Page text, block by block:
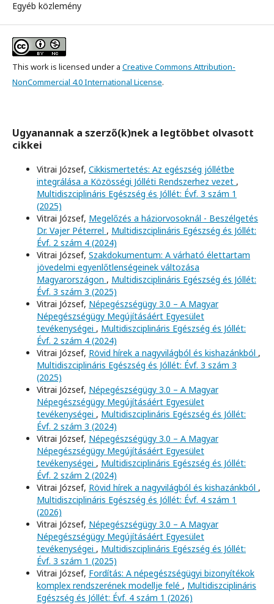
Egyéb közlemény
This work is licensed under a Creative Commons Attribution-
NonCommercial 4.0 International License.
Ugyanannak a szerző(k)nek a legtöbbet olvasott
cikkei
Vitrai József, Cikkismertetés: Az egészség jóllétbe
integrálása a Közösségi Jólléti Rendszerhez vezet ,
Multidiszciplináris Egészség és Jóllét: Évf. 3 szám 1
(2025)
Vitrai József, Megelőzés a háziorvosoknál - Beszélgetés
Dr. Vajer Péterrel , Multidiszciplináris Egészség és Jóllét:
Évf. 2 szám 4 (2024)
Vitrai József, Szakdokumentum: A várható élettartam
jövedelmi egyenlőtlenségeinek változása
Magyarországon , Multidiszciplináris Egészség és Jóllét:
Évf. 3 szám 3 (2025)
Vitrai József, Népegészségügy 3.0 – A Magyar
Népegészségügy Megújításáért Egyesület
tevékenységei , Multidiszciplináris Egészség és Jóllét:
Évf. 2 szám 4 (2024)
Vitrai József, Rövid hírek a nagyvilágból és kishazánkból ,
Multidiszciplináris Egészség és Jóllét: Évf. 3 szám 3
(2025)
Vitrai József, Népegészségügy 3.0 – A Magyar
Népegészségügy Megújításáért Egyesület
tevékenységei , Multidiszciplináris Egészség és Jóllét:
Évf. 2 szám 3 (2024)
Vitrai József, Népegészségügy 3.0 – A Magyar
Népegészségügy Megújításáért Egyesület
tevékenységei , Multidiszciplináris Egészség és Jóllét:
Évf. 2 szám 2 (2024)
Vitrai József, Rövid hírek a nagyvilágból és kishazánkból ,
Multidiszciplináris Egészség és Jóllét: Évf. 4 szám 1
(2026)
Vitrai József, Népegészségügy 3.0 – A Magyar
Népegészségügy Megújításáért Egyesület
tevékenységei , Multidiszciplináris Egészség és Jóllét:
Évf. 3 szám 1 (2025)
Vitrai József, Fordítás: A népegészségügyi bizonyítékok
komplex rendszerének modellje felé , Multidiszciplináris
Egészség és Jóllét: Évf. 4 szám 1 (2026)